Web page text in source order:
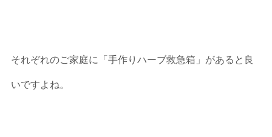
それぞれのご家庭に「手作りハーブ救急箱」があると良
いですよね。